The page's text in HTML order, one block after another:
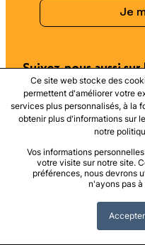
Ce site web stocke des
permettent d'améliorer votre
services plus personnalisés, à la
obtenir plus d'informations sur
notre
Vos informations
votre visite sur notre site.
préférences, nous devrons
n'ayons pas
Accepter
Suivez-nous aussi
LinkedIn Facebook Instagram YouTube
Retrouvez nous aussi